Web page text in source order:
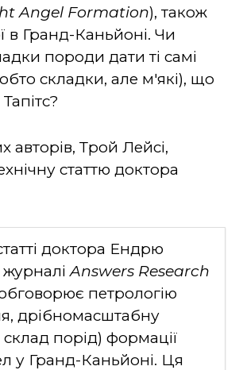
Angel Formation), також
в Гранд-Каньйоні. Чи
породи дати ті самі
складки, але м'які), що
авторів, Трой Лейсі,
статтю доктора
доктора Ендрю
журналіAnswers Research
петрологію
дрібномасштабну
порід) формації
у Гранд-Каньйоні. Ця